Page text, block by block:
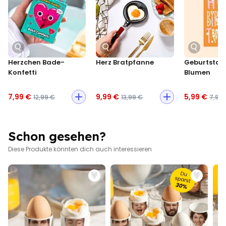
Duftbaum geben
Material: Unbeschichteter, naturweißer Karton/li>
Maße ca. 6 x 8 cm
Herzchen Bade-
Konfetti
7,99 € 12,99 €
Herz Bratpfanne
9,99 € 13,99 €
Blumen
5,99 € 7,99
Schon gesehen?
Diese Produkte könnten dich auch interessieren